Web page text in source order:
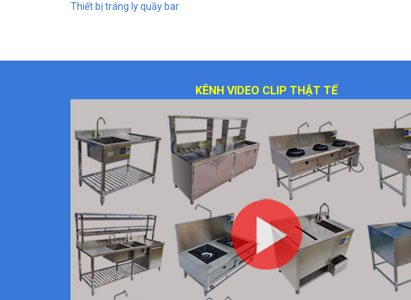
Thiết bị tráng ly quầy bar
KÊNH VIDEO CLIP THẬT TẾ